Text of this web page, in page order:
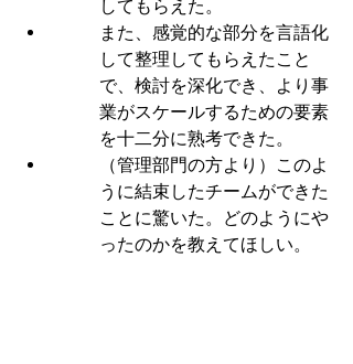
してもらえた。
また、感覚的な部分を言語化
して整理してもらえたこと
で、検討を深化でき、より事
業がスケールするための要素
を十二分に熟考できた。
（管理部門の方より）このよ
うに結束したチームができた
ことに驚いた。どのようにや
ったのかを教えてほしい。